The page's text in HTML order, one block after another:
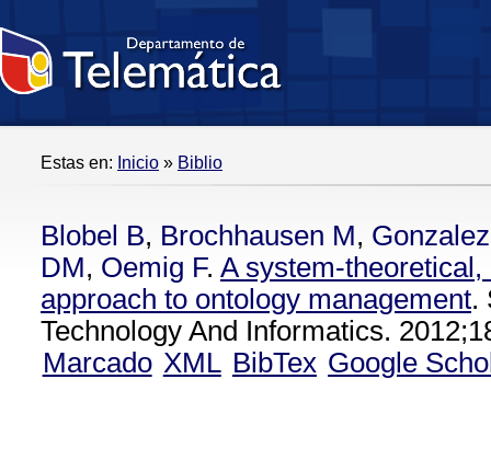
Estas en: Inicio » Biblio
Blobel B, Brochhausen M,
DM, Oemig F. A system-
approach to ontology management.
Technology And Informatics.
Marcado XML BibTex Google